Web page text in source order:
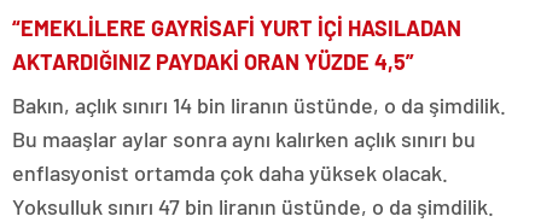
“EMEKLİLERE GAYRİSAFİ YURT İÇİ HASILADAN
AKTARDIĞINIZ PAYDAKİ ORAN YÜZDE 4,5”
Bakın, açlık sınırı 14 bin liranın üstünde, o da şimdilik.
Bu maaşlar aylar sonra aynı kalırken açlık sınırı bu
enflasyonist ortamda çok daha yüksek olacak.
Yoksulluk sınırı 47 bin liranın üstünde, o da şimdilik.